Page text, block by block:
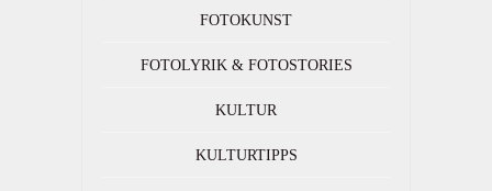
FOTOKUNST
FOTOLYRIK & FOTOSTORIES
KULTUR
KULTURTIPPS